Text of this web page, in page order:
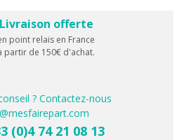
Livraison offerte
point relais en France
partir de 150€ d'achat.
? Contactez-nous
(0)4 74 21 08 13